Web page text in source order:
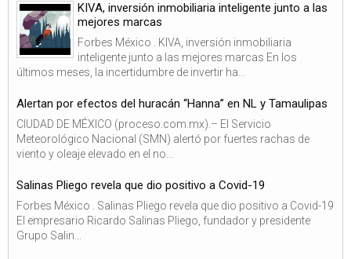
KIVA, inversión inmobiliaria inteligente junto a las
mejores marcas
Forbes México . KIVA, inversión inmobiliaria
inteligente junto a las mejores marcas En los
últimos meses, la incertidumbre de invertir ha...
Alertan por efectos del huracán “Hanna” en NL y Tamaulipas
CIUDAD DE MÉXICO (proceso.com.mx).– El Servicio
Meteorológico Nacional (SMN) alertó por fuertes rachas de
viento y oleaje elevado en el no...
Salinas Pliego revela que dio positivo a Covid-19
Forbes México . Salinas Pliego revela que dio positivo a Covid-19
El empresario Ricardo Salinas Pliego, fundador y presidente
Grupo Salin...